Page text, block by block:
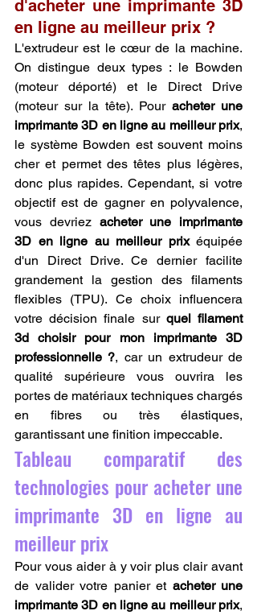
d'acheter une imprimante 3D
en ligne au meilleur prix ?
L'extrudeur est le cœur de la machine.
On distingue deux types : le Bowden
(moteur déporté) et le Direct Drive
(moteur sur la tête). Pour acheter une
imprimante 3D en ligne au meilleur prix,
le système Bowden est souvent moins
cher et permet des têtes plus légères,
donc plus rapides. Cependant, si votre
objectif est de gagner en polyvalence,
vous devriez acheter une imprimante
3D en ligne au meilleur prix équipée
d'un Direct Drive. Ce dernier facilite
grandement la gestion des filaments
flexibles (TPU). Ce choix influencera
votre décision finale sur quel filament
3d choisir pour mon imprimante 3D
professionnelle ?, car un extrudeur de
qualité supérieure vous ouvrira les
portes de matériaux techniques chargés
en fibres ou très élastiques,
garantissant une finition impeccable.
Tableau comparatif des
technologies pour acheter une
imprimante 3D en ligne au
meilleur prix
Pour vous aider à y voir plus clair avant
de valider votre panier et acheter une
imprimante 3D en ligne au meilleur prix,